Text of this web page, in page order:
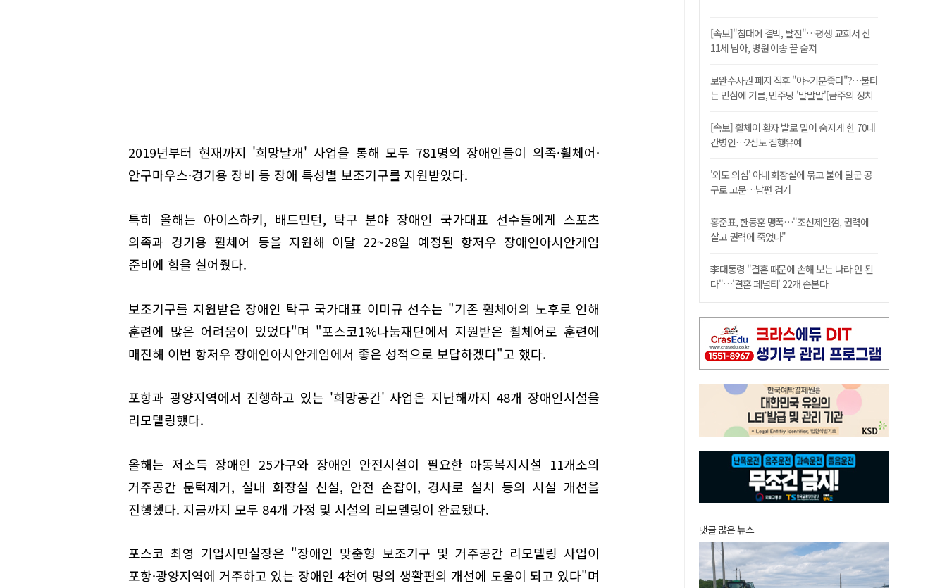
2019년부터 현재까지 '희망날개' 사업을 통해 모두 781명의 장애인들이 의족·휠체어·
안구마우스·경기용 장비 등 장애 특성별 보조기구를 지원받았다.
특히 올해는 아이스하키, 배드민턴, 탁구 분야 장애인 국가대표 선수들에게 스포츠
의족과 경기용 휠체어 등을 지원해 이달 22~28일 예정된 항저우 장애인아시안게임
준비에 힘을 실어줬다.
보조기구를 지원받은 장애인 탁구 국가대표 이미규 선수는 "기존 휠체어의 노후로 인해
훈련에 많은 어려움이 있었다"며 "포스코1%나눔재단에서 지원받은 휠체어로 훈련에
매진해 이번 항저우 장애인아시안게임에서 좋은 성적으로 보답하겠다"고 했다.
포항과 광양지역에서 진행하고 있는 '희망공간' 사업은 지난해까지 48개 장애인시설을
리모델링했다.
올해는 저소득 장애인 25가구와 장애인 안전시설이 필요한 아동복지시설 11개소의
거주공간 문턱제거, 실내 화장실 신설, 안전 손잡이, 경사로 설치 등의 시설 개선을
진행했다. 지금까지 모두 84개 가정 및 시설의 리모델링이 완료됐다.
포스코 최영 기업시민실장은 "장애인 맞춤형 보조기구 및 거주공간 리모델링 사업이
포항·광양지역에 거주하고 있는 장애인 4천여 명의 생활편의 개선에 도움이 되고 있다"며
[속보]"침대에 결박, 탈진"…평생 교회서 산
11세 남아, 병원 이송 끝 숨져
보완수사권 폐지 직후 "야~기분좋다"?…불타
는 민심에 기름, 민주당 '말말말'[금주의 정치
[속보] 휠체어 환자 발로 밀어 숨지게 한 70대
간병인…2심도 집행유예
'외도 의심' 아내 화장실에 묶고 불에 달군 공
구로 고문…남편 검거
홍준표, 한동훈 맹폭…"조선제일껌, 권력에
살고 권력에 죽었다"
李대통령 "결혼 때문에 손해 보는 나라 안 된
다"…'결혼 페널티' 22개 손본다
댓글 많은 뉴스